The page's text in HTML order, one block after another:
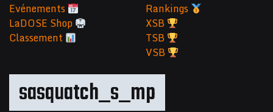
sasquatch_s_mp
Evénements
LaDOSE Shop
Classement
Rankings
XSB
TSB
VSB